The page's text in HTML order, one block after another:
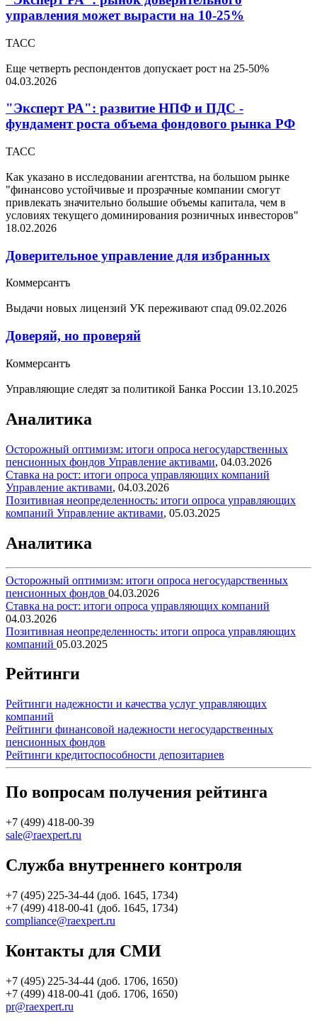
управления может вырасти на 10-25%
ТАСС
Еще четверть респондентов допускает рост на 25-50%
04.03.2026
"Эксперт РА": развитие НПФ и ПДС -
фундамент роста объема фондового рынка РФ
ТАСС
Как указано в исследовании агентства, на большом рынке
"финансово устойчивые и прозрачные компании смогут
привлекать значительно большие объемы капитала, чем в
условиях текущего доминирования розничных инвесторов"
18.02.2026
Доверительное управление для избранных
Коммерсантъ
Выдачи новых лицензий УК переживают спад 09.02.2026
Доверяй, но проверяй
Коммерсантъ
Управляющие следят за политикой Банка России 13.10.2025
Аналитика
Осторожный оптимизм: итоги опроса негосударственных
пенсионных фондов Управление активами, 04.03.2026
Ставка на рост: итоги опроса управляющих компаний
Управление активами, 04.03.2026
Позитивная неопределенность: итоги опроса управляющих
компаний Управление активами, 05.03.2025
Аналитика
Осторожный оптимизм: итоги опроса негосударственных
пенсионных фондов 04.03.2026
Ставка на рост: итоги опроса управляющих компаний
04.03.2026
Позитивная неопределенность: итоги опроса управляющих
компаний 05.03.2025
Рейтинги
Рейтинги надежности и качества услуг управляющих
компаний
Рейтинги финансовой надежности негосударственных
пенсионных фондов
Рейтинги кредитоспособности депозитариев
По вопросам получения рейтинга
+7 (499) 418-00-39
sale@raexpert.ru
Служба внутреннего контроля
+7 (495) 225-34-44 (доб. 1645, 1734)
+7 (499) 418-00-41 (доб. 1645, 1734)
compliance@raexpert.ru
Контакты для СМИ
+7 (495) 225-34-44 (доб. 1706, 1650)
+7 (499) 418-00-41 (доб. 1706, 1650)
pr@raexpert.ru